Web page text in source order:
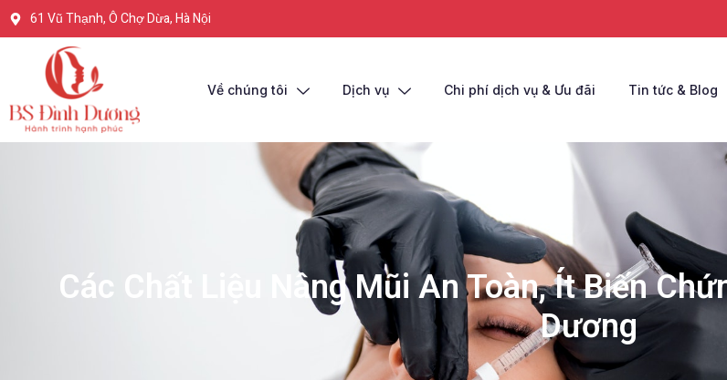
61 Vũ Thạnh, Ô Chợ Dừa, Hà Nội
Về chúng tôi Dịch vụ Chi phí dịch vụ & Ưu đãi Tin tức & Blog
Các Chất Liệu Nâng Mũi An Toàn, Ít Biến
Dương